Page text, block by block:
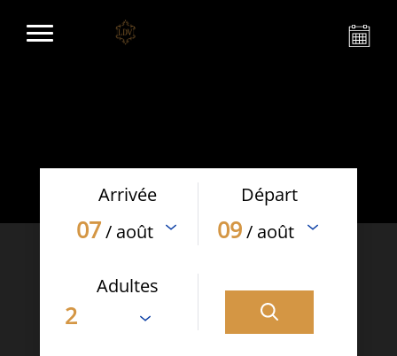
Arrivée
07 / août
Départ
09/ août
Adultes